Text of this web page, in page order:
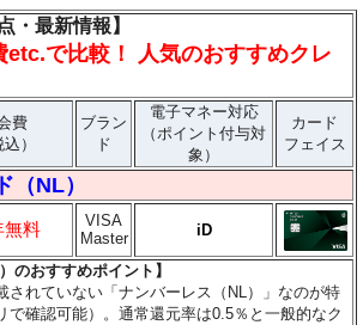
・最新情報】
etc.で比較！ 人気のおすすめクレ
費
込）
ブラン
ド
電子マネー対応
（ポイント付与対
象）
カード
フェイス
NL）
無料
VISA
Master
iD
のおすすめポイント】
されていない「ナンバーレス（NL）」なのが特
で確認可能）。通常還元率は0.5％と一般的なク